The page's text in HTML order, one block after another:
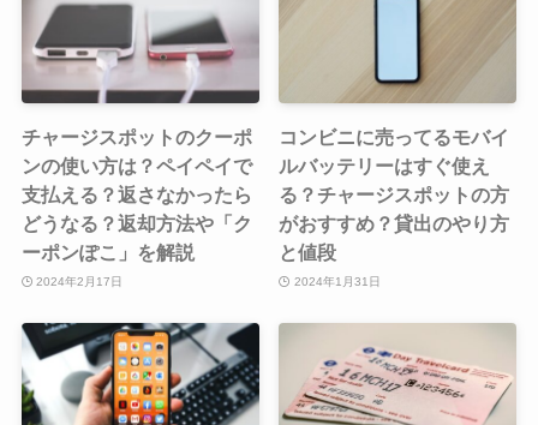
チャージスポットのクーポ
ンの使い方は？ペイペイで
支払える？返さなかったら
どうなる？返却方法や「ク
ーポンぽこ」を解説
2024年2月17日
コンビニに売ってるモバイ
ルバッテリーはすぐ使え
る？チャージスポットの方
がおすすめ？貸出のやり方
と値段
2024年1月31日